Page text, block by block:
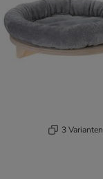
3 Varianten